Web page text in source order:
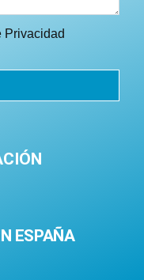
Privacidad
ESPAÑA